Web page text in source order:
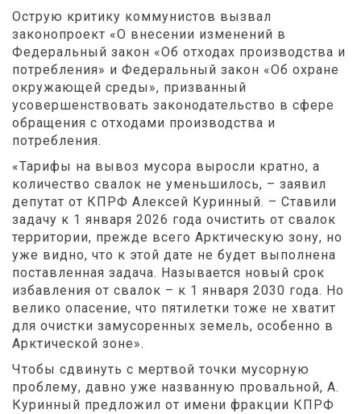
Острую критику коммунистов вызвал
законопроект «О внесении изменений в
Федеральный закон «Об отходах производства и
потребления» и Федеральный закон «Об охране
окружающей среды», призванный
усовершенствовать законодательство в сфере
обращения с отходами производства и
потребления.
«Тарифы на вывоз мусора выросли кратно, а
количество свалок не уменьшилось, – заявил
депутат от КПРФ Алексей Куринный. – Ставили
задачу к 1 января 2026 года очистить от свалок
территории, прежде всего Арктическую зону, но
уже видно, что к этой дате не будет выполнена
поставленная задача. Называется новый срок
избавления от свалок – к 1 января 2030 года. Но
велико опасение, что пятилетки тоже не хватит
для очистки замусоренных земель, особенно в
Арктической зоне».
Чтобы сдвинуть с мертвой точки мусорную
проблему, давно уже названную провальной, А.
Куринный предложил от имени фракции КПРФ